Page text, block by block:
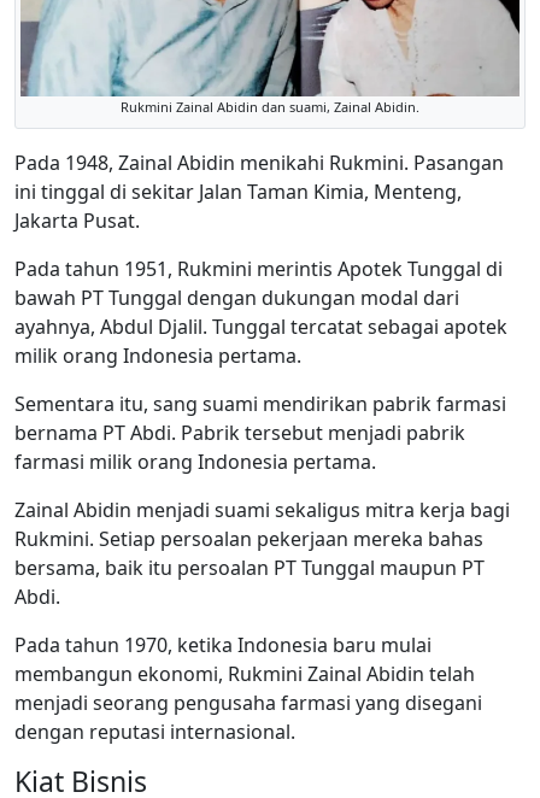
Rukmini Zainal Abidin dan suami, Zainal Abidin.
Pada 1948, Zainal Abidin menikahi Rukmini. Pasangan
ini tinggal di sekitar Jalan Taman Kimia, Menteng,
Jakarta Pusat.
Pada tahun 1951, Rukmini merintis Apotek Tunggal di
bawah PT Tunggal dengan dukungan modal dari
ayahnya, Abdul Djalil. Tunggal tercatat sebagai apotek
milik orang Indonesia pertama.
Sementara itu, sang suami mendirikan pabrik farmasi
bernama PT Abdi. Pabrik tersebut menjadi pabrik
farmasi milik orang Indonesia pertama.
Zainal Abidin menjadi suami sekaligus mitra kerja bagi
Rukmini. Setiap persoalan pekerjaan mereka bahas
bersama, baik itu persoalan PT Tunggal maupun PT
Abdi.
Pada tahun 1970, ketika Indonesia baru mulai
membangun ekonomi, Rukmini Zainal Abidin telah
menjadi seorang pengusaha farmasi yang disegani
dengan reputasi internasional.
Kiat Bisnis